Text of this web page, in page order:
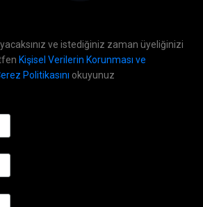
ve istediğiniz zaman üyeliğinizi
Kişisel Verilerin Korunması ve
Politikasını okuyunuz